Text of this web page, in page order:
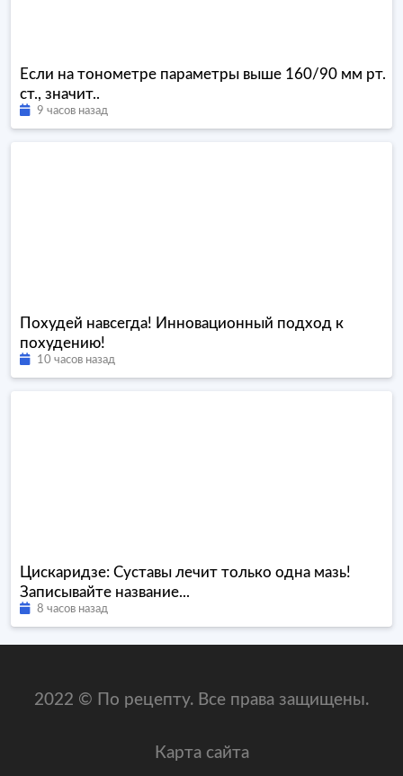
Если на тонометре параметры выше 160/90 мм рт.
ст., значит..
9 часов назад
Похудей навсегда! Инновационный подход к
похудению!
10 часов назад
Цискаридзе: Суставы лечит только одна мазь!
Записывайте название...
8 часов назад
2022 © По рецепту. Все права защищены.
Карта сайта